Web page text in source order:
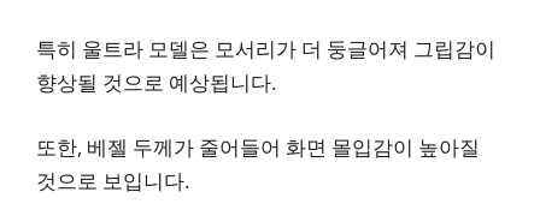
특히 울트라 모델은 모서리가 더 둥글어져 그립감이
향상될 것으로 예상됩니다.
또한, 베젤 두께가 줄어들어 화면 몰입감이 높아질
것으로 보입니다.